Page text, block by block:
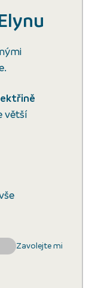
větší
Zavolejte mi